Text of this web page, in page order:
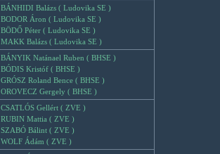
BÁNHIDI Balázs ( Ludovika SE )
BODOR Áron ( Ludovika SE )
BÖDŐ Péter ( Ludovika SE )
MAKK Balázs ( Ludovika SE )
BÁNYIK Natánael Ruben ( BHSE )
BÓDIS Kristóf ( BHSE )
GRÓSZ Roland Bence ( BHSE )
OROVECZ Gergely ( BHSE )
CSATLÓS Gellért ( ZVE )
RUBIN Mattia ( ZVE )
SZABÓ Bálint ( ZVE )
WOLF Ádám ( ZVE )